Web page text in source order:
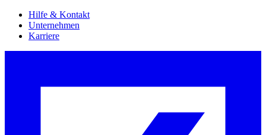
Hilfe & Kontakt
Unternehmen
Karriere